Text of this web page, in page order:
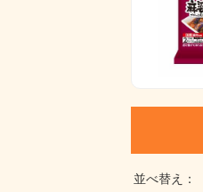
並べ替え：